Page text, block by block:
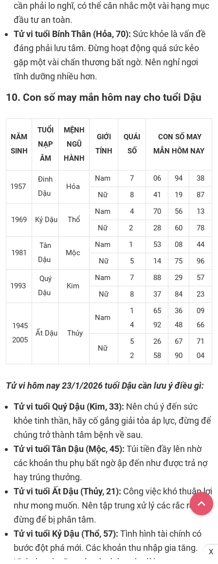
cần phải lo nghĩ, có thể cân nhắc một vài hạng mục
đầu tư an toàn.
Tử vi tuổi Bính Thân (Hỏa, 70): Sức khỏe là vấn đề
đáng phải lưu tâm. Đừng hoạt động quá sức kẻo
gặp một vài chấn thương bất ngờ. Nên nghỉ ngơi
tĩnh dưỡng nhiều hơn.
10. Con số may mắn hôm nay cho tuổi Dậu
NĂM
SINH
TUỔI
NẠP
ÂM
MỆNH
NGŨ
HÀNH
GIỚI
TÍNH
QUÁI
SỐ
CON SỐ MAY
MẮN HÔM NAY
1957
Đinh
Dậu
Hỏa
Nam 7 06 94
38
Nữ
8 41 19 87
1969 Kỷ Dậu Thổ
Nam 4 70 56
13
Nữ
2 28 60 78
1981
Tân
Dậu
Mộc
Nam 1 53 08
44
Nữ
5 14 75 96
1993
Quý
Dậu
Kim
Nam 7 88 29
57
Nữ
8 37 84 23
1945
2005
Ất Dậu Thủy
Nam
1
4
65
92
36
48
09
66
Nữ
5
2
26
58
67
90
71
04
Tử vi hôm nay23/1/2026tuổi Dậu cần lưu ý điều gì:
Tử vi tuổi Quý Dậu (Kim, 33): Nên chú ý đến sức
khỏe tinh thần, hãy cố gắng giải tỏa áp lực, đừng để
chúng trở thành tâm bệnh về sau.
Tử vi tuổi Tân Dậu (Mộc, 45): Túi tiền đầy lên nhờ
các khoản thu phụ bất ngờ ập đến như được trả nợ
hay trúng thưởng.
Tử vi tuổi Ất Dậu (Thủy, 21): Công việc khó thuận lợi
như mong muốn. Nên tập trung xử lý các rắc rối,
đừng để bị phân tâm.
Tử vi tuổi Kỷ Dậu (Thổ, 57): Tình hình tài chính có
bước đột phá mới. Các khoản thu nhập gia tăng.
Kinh doanh cũng nhanh chóng thu lời.
X